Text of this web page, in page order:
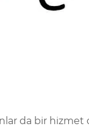
da bir hizmet